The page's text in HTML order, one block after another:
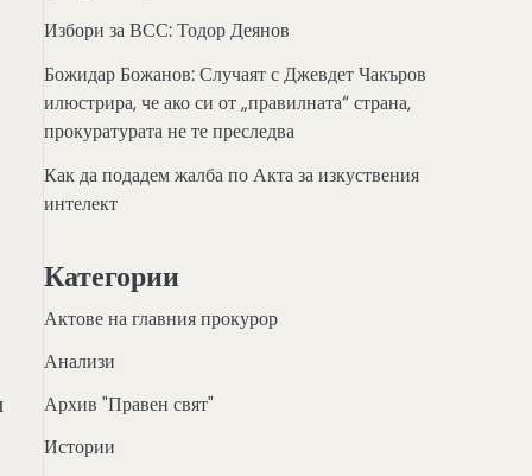
Избори за ВСС: Тодор Деянов
Божидар Божанов: Случаят с Джевдет Чакъров
илюстрира, че ако си от „правилната“ страна,
прокуратурата не те преследва
Как да подадем жалба по Акта за изкуствения
интелект
Категории
Актове на главния прокурор
Анализи
Архив "Правен свят"
Истории